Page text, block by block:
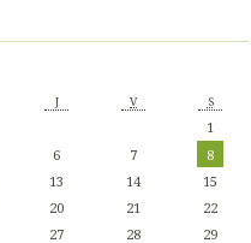
J V S
1
6 7
8
13 14
15
20 21
22
27 28
29